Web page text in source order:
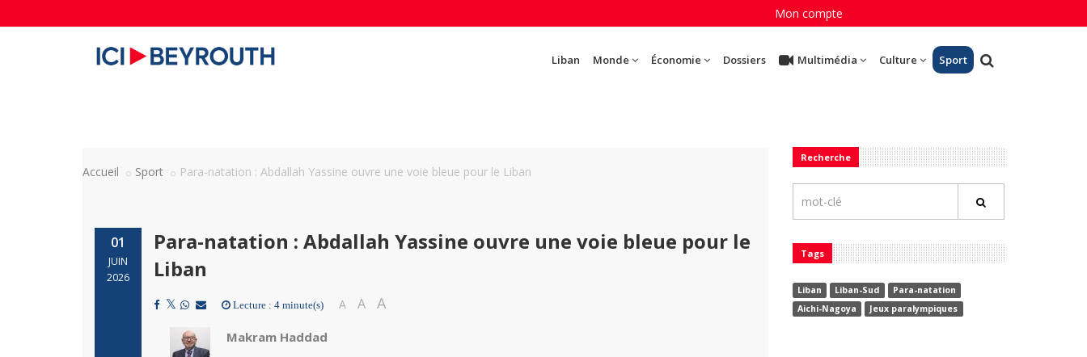
Mon compte
Liban Monde Économie Dossiers Multimédia Culture Sport
Accueil Sport Para-natation : Abdallah Yassine ouvre une voie bleue pour le Liban
01
JUIN
2026
Para-natation : Abdallah Yassine ouvre une voie bleue pour le
Liban
Lecture : 4 minute(s) A A A
Makram Haddad
Recherche
Tags
Liban Liban-Sud
Para-natation
Aichi-Nagoya
Jeux paralympiques